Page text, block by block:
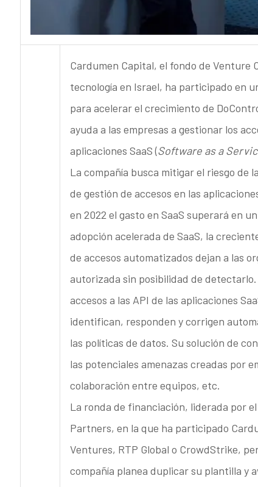
Cardumen Capital, el fondo de Venture
tecnología en Israel, ha participado en
para acelerar el crecimiento de
ayuda a las empresas a gestionar los
aplicaciones SaaS (Software as a
La compañía busca mitigar el riesgo
de gestión de accesos en las
en 2022 el gasto en SaaS superará en
adopción acelerada de SaaS, la
de accesos automatizados dejan a las
autorizada sin posibilidad de
accesos a las API de las aplicaciones
identifican, responden y corrigen
las políticas de datos. Su solución de
las potenciales amenazas creadas por
colaboración entre equipos, etc.
La ronda de financiación, liderada por
Partners, en la que ha participado
Ventures, RTP Global o CrowdStrike,
compañía planea duplicar su plantilla y